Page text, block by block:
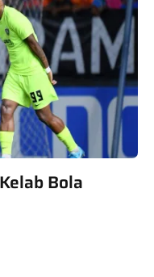
Bola